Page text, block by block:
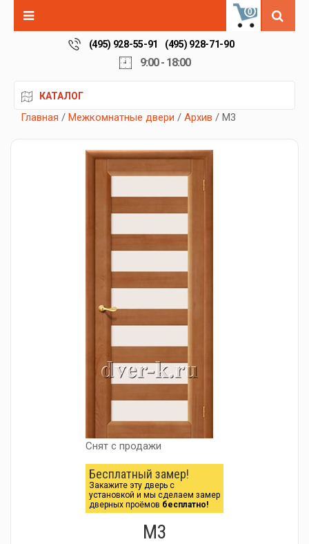
0
(495) 928-55-91 (495) 928-71-90
9:00 - 18:00
КАТАЛОГ
Главная / Межкомнатные двери / Архив / М3
Снят с продажи
Бесплатный замер!
Закажите эту дверь с
установкой и мы сделаем замер
дверных проёмов бесплатно!
М3